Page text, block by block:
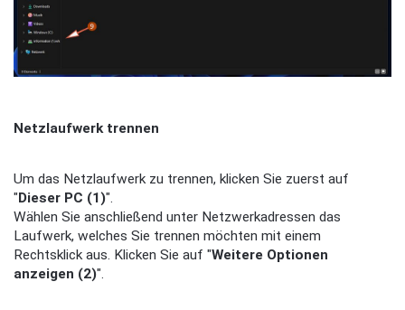
Netzlaufwerk trennen
Um das Netzlaufwerk zu trennen, klicken Sie zuerst auf
"Dieser PC (1)".
Wählen Sie anschließend unter Netzwerkadressen das
Laufwerk, welches Sie trennen möchten mit einem
Rechtsklick aus. Klicken Sie auf "Weitere Optionen
anzeigen (2)".